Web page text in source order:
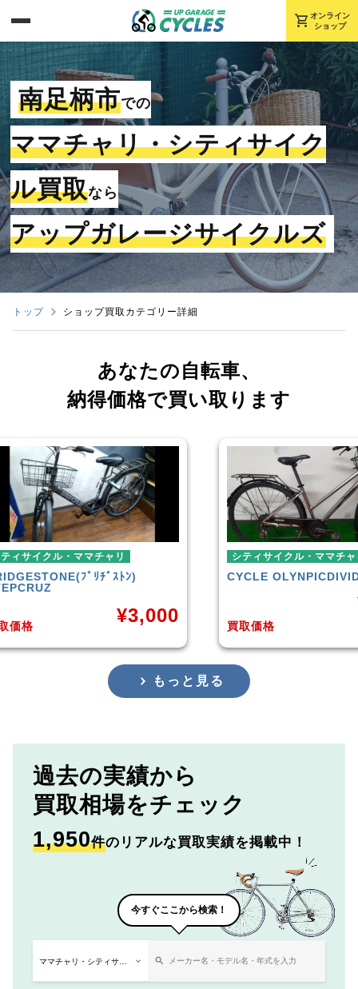
shopping_cart オンライン
ショップ
南足柄市での
ママチャリ・シティサイク
ル買取なら
アップガレージサイクルズ
トップ ショップ買取カテゴリー詳細
あなたの自転車、
納得価格で買い取ります
シティサイクル・ママチャリ
CYCLE OLYNPIC
買取価格
ミニ
シテ
TERN
もっと見る
過去の実績から
買取相場をチェック
1,950件のリアルな買取実績を掲載中！
今すぐここから検索！